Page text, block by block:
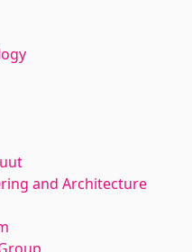
and Architecture